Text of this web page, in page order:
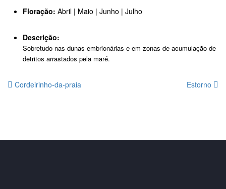
Floração: Abril | Maio | Junho | Julho
Descrição:
Sobretudo nas dunas embrionárias e em zonas de acumulação de
detritos arrastados pela maré.
Cordeirinho-da-praia Estorno